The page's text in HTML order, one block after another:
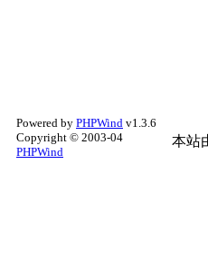
Powered by PHPWind v1.3.6
Copyright © 2003-04
PHPWind
本站